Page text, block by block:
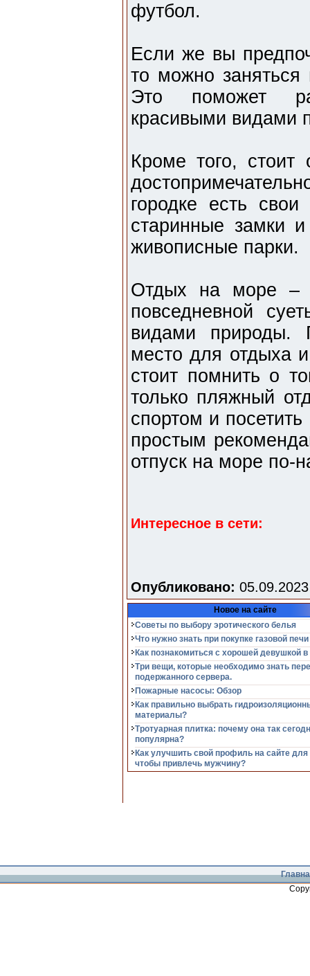
футбол.
Если же вы
то можно
Это поможет
красивыми видами
Кроме того, стоит
городке есть
старинные замки
живописные парки.
Отдых на море –
повседневной
видами природы.
место для отдыха и
стоит помнить о
только пляжный
спортом и
простым
отпуск на море
Интересное в сети:
Опубликовано:
Новое на сайте
Советы по выбору эротического белья
Что нужно знать при покупке газовой печи
Как познакомиться с хорошей девушкой в
Три вещи, которые необходимо знать
подержанного сервера.
Пожарные насосы: Обзор
Как правильно выбрать
материалы?
Тротуарная плитка: почему она так
популярна?
Как улучшить свой профиль на сайте для
чтобы привлечь мужчину?